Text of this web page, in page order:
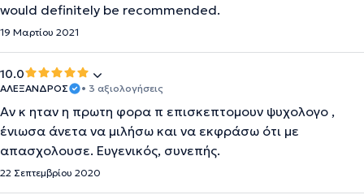
would definitely be recommended.
19 Μαρτίου 2021
10.0
ΑΛΕΞΑΝΔΡΟΣ • 3 αξιολογήσεις
Αν κ ηταν η πρωτη φορα π επισκεπτομουν ψυχολογο ,
ένιωσα άνετα να μιλήσω και να εκφράσω ότι με
απασχολουσε. Ευγενικός, συνεπής.
22 Σεπτεμβρίου 2020